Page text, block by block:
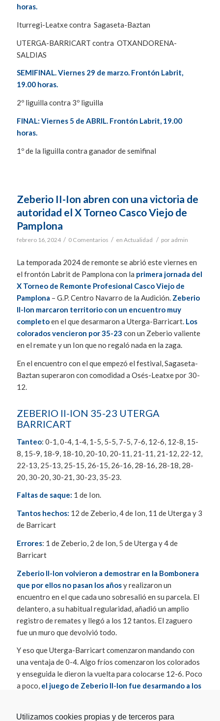
horas.
Iturregi-Leatxe contra Sagaseta-Baztan
UTERGA-BARRICART contra OTXANDORENA-
SALDIAS
SEMIFINAL. Viernes 29 de marzo. Frontón Labrit,
19.00 horas.
2º liguilla contra 3º liguilla
FINAL: Viernes 5 de ABRIL. Frontón Labrit, 19.00
horas.
1º de la liguilla contra ganador de semifinal
Zeberio II-Ion abren con una victoria de
autoridad el X Torneo Casco Viejo de
Pamplona
febrero 16, 2024 / 0 Comentarios / en Actualidad / por admin
La temporada 2024 de remonte se abrió este viernes en
el frontón Labrit de Pamplona con la primera jornada del
X Torneo de Remonte Profesional Casco Viejo de
Pamplona – G.P. Centro Navarro de la Audición. Zeberio
II-Ion marcaron territorio con un encuentro muy
completoen el que desarmaron a Uterga-Barricart. Los
colorados vencieron por 35-23 con un Zeberio valiente
en el remate y un Ion que no regaló nada en la zaga.
En el encuentro con el que empezó el festival, Sagaseta-
Baztan superaron con comodidad a Osés-Leatxe por 30-
12.
ZEBERIO II-ION 35-23 UTERGA
BARRICART
Tanteo: 0-1, 0-4, 1-4, 1-5, 5-5, 7-5, 7-6, 12-6, 12-8, 15-
8, 15-9, 18-9, 18-10, 20-10, 20-11, 21-11, 21-12, 22-12,
22-13, 25-13, 25-15, 26-15, 26-16, 28-16, 28-18, 28-
20, 30-20, 30-21, 30-23, 35-23.
Faltas de saque: 1 de Ion.
Tantos hechos: 12 de Zeberio, 4 de Ion, 11 de Uterga y 3
de Barricart
Errores: 1 de Zeberio, 2 de Ion, 5 de Uterga y 4 de
Barricart
Zeberio II-Ion volvieron a demostrar en la Bombonera
que por ellos no pasan los añosy realizaron un
encuentro en el que cada uno sobresalió en su parcela. El
delantero, a su habitual regularidad, añadió un amplio
registro de remates y llegó a los 12 tantos. El zaguero
fue un muro que devolvió todo.
Y eso que Uterga-Barricart comenzaron mandando con
una ventaja de 0-4. Algo fríos comenzaron los colorados
y enseguida le dieron la vuelta para colocarse 12-6. Poco
a poco, el juego de Zeberio II-Ion fue desarmando a los
Utilizamos cookies propias y de terceros para